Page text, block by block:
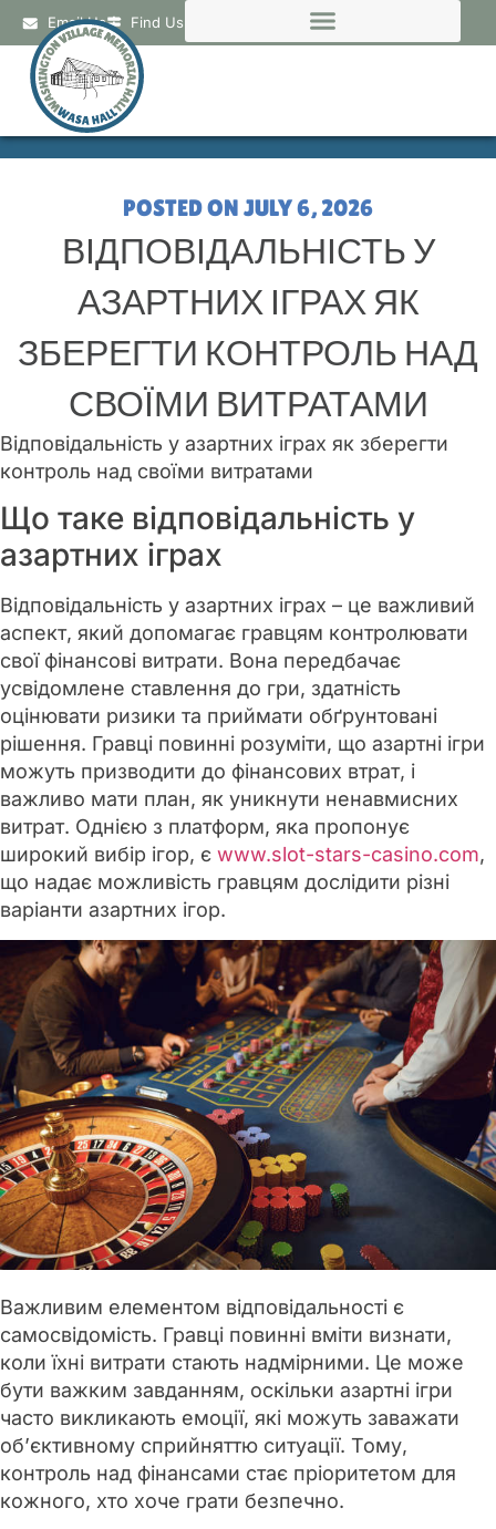
Email Us Find Us
POSTED ON JULY 6, 2026
ВІДПОВІДАЛЬНІСТЬ У
АЗАРТНИХ ІГРАХ ЯК
ЗБЕРЕГТИ КОНТРОЛЬ НАД
СВОЇМИ ВИТРАТАМИ
Відповідальність у азартних іграх як зберегти
контроль над своїми витратами
Що таке відповідальність у
азартних іграх
Відповідальність у азартних іграх – це важливий
аспект, який допомагає гравцям контролювати
свої фінансові витрати. Вона передбачає
усвідомлене ставлення до гри, здатність
оцінювати ризики та приймати обґрунтовані
рішення. Гравці повинні розуміти, що азартні ігри
можуть призводити до фінансових втрат, і
важливо мати план, як уникнути ненавмисних
витрат. Однією з платформ, яка пропонує
широкий вибір ігор, є www.slot-stars-casino.com,
що надає можливість гравцям дослідити різні
варіанти азартних ігор.
Важливим елементом відповідальності є
самосвідомість. Гравці повинні вміти визнати,
коли їхні витрати стають надмірними. Це може
бути важким завданням, оскільки азартні ігри
часто викликають емоції, які можуть заважати
об’єктивному сприйняттю ситуації. Тому,
контроль над фінансами стає пріоритетом для
кожного, хто хоче грати безпечно.